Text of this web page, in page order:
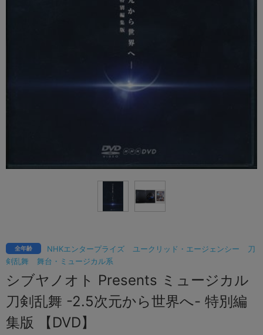
NHKエンタープライズ ユークリッド・エージェンシー
刀
剣乱舞
舞台・ミュージカル系
全年齢
シブヤノオト Presents ミュージカル
刀剣乱舞 -2.5次元から世界へ- 特別編
集版 【DVD】